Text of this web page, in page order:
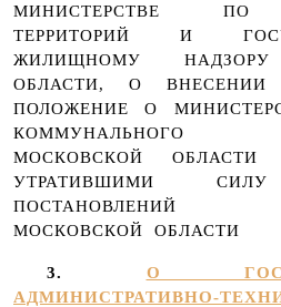
МИНИСТЕРСТВЕ ПО
ТЕРРИТОРИЙ И
ЖИЛИЩНОМУ
ОБЛАСТИ, О
ПОЛОЖЕНИЕ О
КОММУНАЛЬНОГО
МОСКОВСКОЙ
УТРАТИВШИМИ
ПОСТАНОВЛЕНИЙ
МОСКОВСКОЙ ОБЛАСТИ
3. О
АДМИНИСТРАТИВНО-